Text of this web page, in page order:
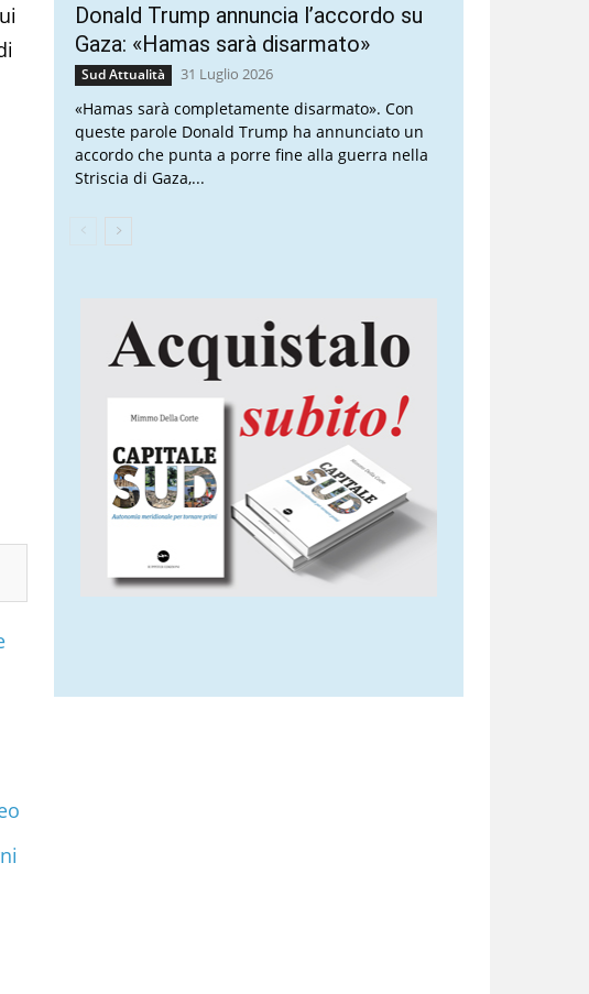
Donald Trump annuncia l’accordo su
Gaza: «Hamas sarà disarmato»
Sud Attualità 31 Luglio 2026
«Hamas sarà completamente disarmato». Con
queste parole Donald Trump ha annunciato un
accordo che punta a porre fine alla guerra nella
Striscia di Gaza,...